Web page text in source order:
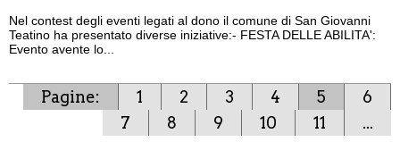
Nel contest degli eventi legati al dono il comune di San Giovanni
Teatino ha presentato diverse iniziative:- FESTA DELLE ABILITA':
Evento avente lo...
Pagine: 1 2 3 4 5
6
7
8 9 10 11 ...